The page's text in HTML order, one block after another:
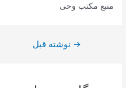
منبع مکتب وحی
راهبری
→ نوشته قبل